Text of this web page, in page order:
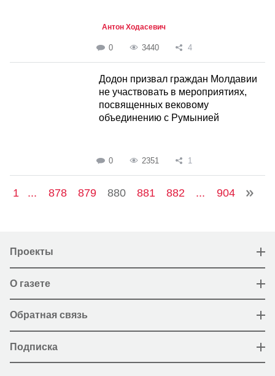
Антон Ходасевич
0 3440 4
Додон призвал граждан Молдавии
не участвовать в мероприятиях,
посвященных вековому
объединению с Румынией
0 2351 1
1 ... 878 879 880 881 882 ... 904
Проекты
О газете
Обратная связь
Подписка